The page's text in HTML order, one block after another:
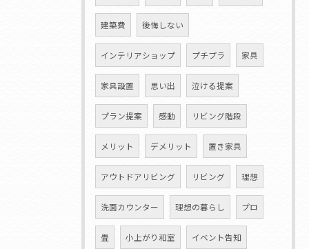
建築費 後悔しない
インテリアショップ プチプラ 家具
家具設置 思い出 泣ける提案
プラン提案 感動 リビング階段
メリット デメリット 置き家具
アウトドアリビング リビング 理想
洗面カウンター 理想の暮らし プロ
畳 小上がり和室 イベント告知